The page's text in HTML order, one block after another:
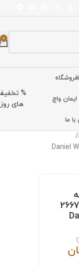
0
فروشگاه
واچ
ما
%
های روز
دنیل ولینگتون 2667